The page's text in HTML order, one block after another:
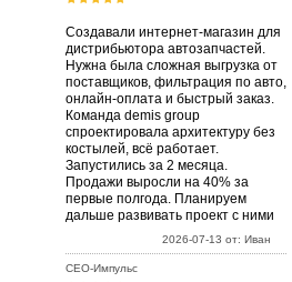
Создавали интернет-магазин для
дистрибьютора автозапчастей.
Нужна была сложная выгрузка от
поставщиков, фильтрация по авто,
онлайн-оплата и быстрый заказ.
Команда demis group
спроектировала архитектуру без
костылей, всё работает.
Запустились за 2 месяца.
Продажи выросли на 40% за
первые полгода. Планируем
дальше развивать проект с ними
2026-07-13 от: Иван
СЕО-Импульс